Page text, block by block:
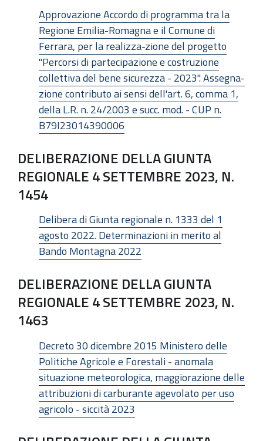
Approvazione Accordo di programma tra la
Regione Emilia-Romagna e il Comune di
Ferrara, per la realizza-zione del progetto
"Percorsi di partecipazione e costruzione
collettiva del bene sicurezza - 2023". Assegna-
zione contributo ai sensi dell'art. 6, comma 1,
della L.R. n. 24/2003 e succ. mod. - CUP n.
B79I23014390006
DELIBERAZIONE DELLA GIUNTA
REGIONALE 4 SETTEMBRE 2023, N.
1454
Delibera di Giunta regionale n. 1333 del 1
agosto 2022. Determinazioni in merito al
Bando Montagna 2022
DELIBERAZIONE DELLA GIUNTA
REGIONALE 4 SETTEMBRE 2023, N.
1463
Decreto 30 dicembre 2015 Ministero delle
Politiche Agricole e Forestali - anomala
situazione meteorologica, maggiorazione delle
attribuzioni di carburante agevolato per uso
agricolo - siccità 2023